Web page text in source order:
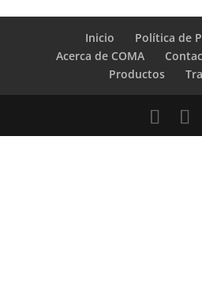
Inicio
Política de
Acerca de COMA
Productos